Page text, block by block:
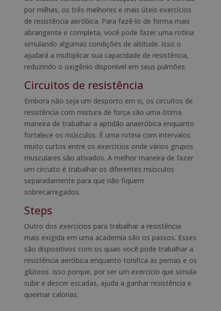
por milhas, os três melhores e mais úteis exercícios
de resistência aeróbica. Para fazê-lo de forma mais
abrangente e completa, você pode fazer uma rotina
simulando algumas condições de altitude. Isso o
ajudará a multiplicar sua capacidade de resistência,
reduzindo o oxigênio disponível em seus pulmões.
Circuitos de resistência
Embora não seja um desporto em si, os circuitos de
resistência com mistura de força são uma ótima
maneira de trabalhar a aptidão anaeróbica enquanto
fortalece os músculos. É uma rotina com intervalos
muito curtos entre os exercícios onde vários grupos
musculares são ativados. A melhor maneira de fazer
um circuito é trabalhar os diferentes músculos
separadamente para que não fiquem
sobrecarregados.
Steps
Outro dos exercícios para trabalhar a resistência
mais exigida em uma academia são os passos. Esses
são dispositivos com os quais você pode trabalhar a
resistência aeróbica enquanto tonifica as pernas e os
glúteos. Isso porque, por ser um exercício que simula
subir e descer escadas, ajuda a ganhar resistência e
queimar calorias.